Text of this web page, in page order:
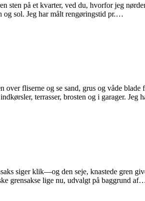
sten på et kvarter, ved du, hvorfor jeg
og sol. Jeg har målt rengøringstid pr.…
fliserne og se sand, grus og våde
terrasser, brosten og i garager. Jeg
siger klik—og den seje, knastede gren
grensakse lige nu, udvalgt på baggrund